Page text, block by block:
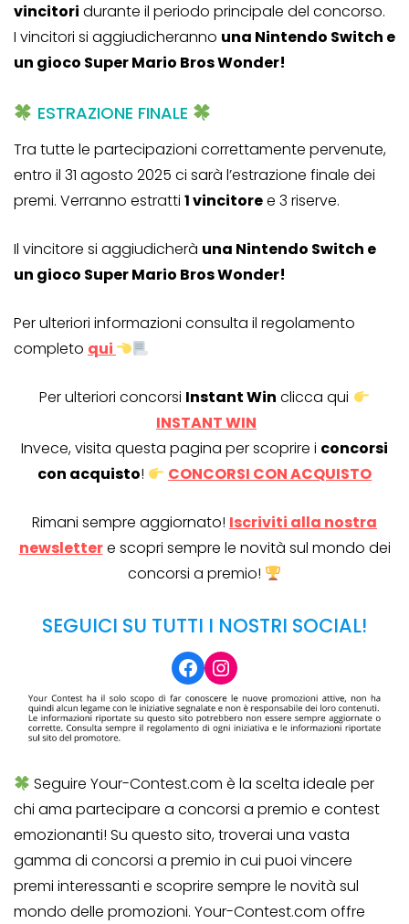
vincitori durante il periodo principale del concorso.
I vincitori si aggiudicheranno una Nintendo Switch e
un gioco Super Mario Bros Wonder!
ESTRAZIONE FINALE
Tra tutte le partecipazioni correttamente pervenute,
entro il 31 agosto 2025 ci sarà l’estrazione finale dei
premi. Verranno estratti 1 vincitoree 3 riserve.
Il vincitore si aggiudicherà una Nintendo Switch e
un gioco Super Mario Bros Wonder!
Per ulteriori informazioni consulta il regolamento
completo qui
Per ulteriori concorsi Instant Win clicca qui
INSTANT WIN
Invece, visita questa pagina per scoprire i concorsi
con acquisto! CONCORSI CON ACQUISTO
Rimani sempre aggiornato! Iscriviti alla nostra
newslettere scopri sempre le novità sul mondo dei
concorsi a premio!
SEGUICI SU TUTTI I NOSTRI SOCIAL!
Facebook
Instagram
Seguire Your-Contest.com è la scelta ideale per
chi ama partecipare a concorsi a premio e contest
emozionanti! Su questo sito, troverai una vasta
gamma di concorsi a premio in cui puoi vincere
premi interessanti e scoprire sempre le novità sul
mondo delle promozioni. Your-Contest.com offre